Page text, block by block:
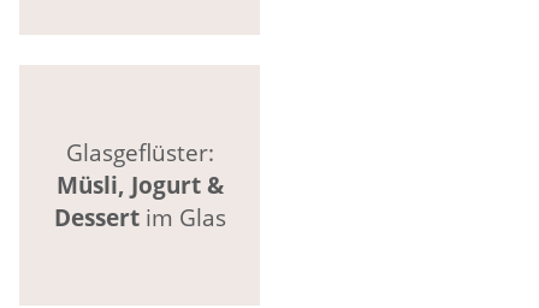
Glasgeflüster:
Müsli, Jogurt &
Dessertim Glas